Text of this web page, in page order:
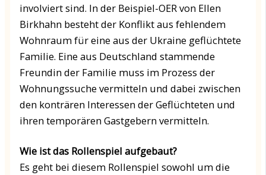
involviert sind. In der Beispiel-OER von Ellen
Birkhahn besteht der Konflikt aus fehlendem
Wohnraum für eine aus der Ukraine geflüchtete
Familie. Eine aus Deutschland stammende
Freundin der Familie muss im Prozess der
Wohnungssuche vermitteln und dabei zwischen
den konträren Interessen der Geflüchteten und
ihren temporären Gastgebern vermitteln.
Wie ist das Rollenspiel aufgebaut?
Es geht bei diesem Rollenspiel sowohl um die